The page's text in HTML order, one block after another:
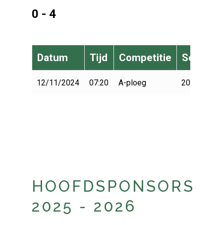
0 - 4
Datum Tijd Competitie Seizoen
12/11/2024 07:20 A-ploeg 2024-2025
HOOFDSPONSORS
2025 - 2026